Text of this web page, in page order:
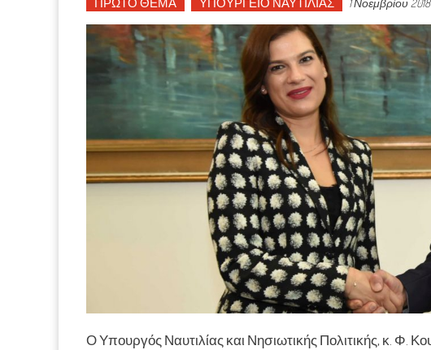
1 Νοεμβρίου 2018
Ο Υπουργός Ναυτιλίας και Νησιωτικής Πολιτικής, κ. Φ.